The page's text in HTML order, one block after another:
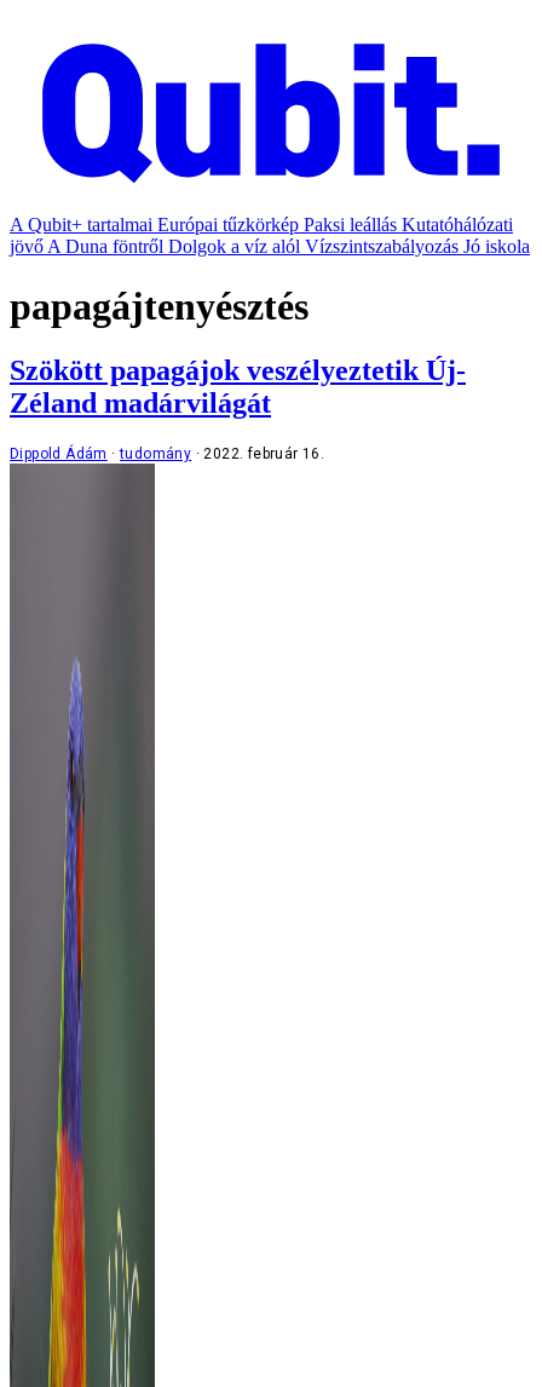
A Qubit+ tartalmai Európai tűzkörkép Paksi leállás Kutatóhálózati
jövő A Duna föntről Dolgok a víz alól Vízszintszabályozás Jó iskola
papagájtenyésztés
Szökött papagájok veszélyeztetik Új-
Zéland madárvilágát
Dippold Ádám tudomány 2022. február 16.